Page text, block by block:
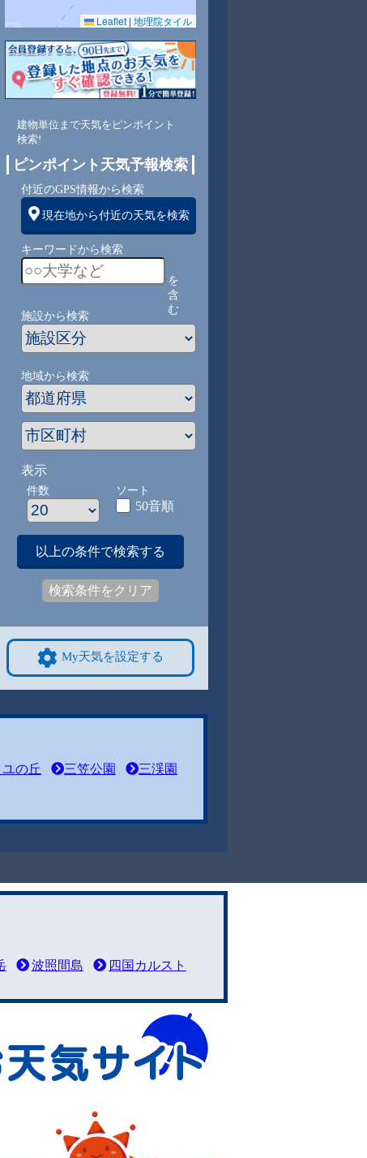
56 52 53 50
Leaflet | 地理院タイル
建物単位まで天気をピンポイント
検索!
ピンポイント天気予報検索
付近のGPS情報から検索
現在地から付近の天気を検索
キーワードから検索
を
含
む
施設から検索
地域から検索
表示
件数 ソート
50音順
以上の条件で検索する
検索条件をクリア
My天気を設定する
の丘 三笠公園
三渓園
波照間島 四国カルスト